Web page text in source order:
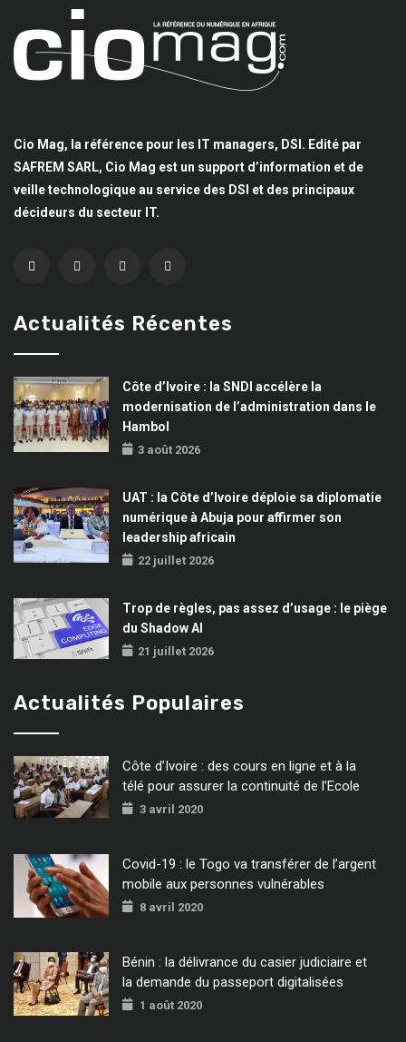
Cio Mag, la référence pour les IT managers, DSI. Edité par
SAFREM SARL, Cio Mag est un support d’information et de
veille technologique au service des DSI et des principaux
décideurs du secteur IT.
Actualités Récentes
Côte d’Ivoire : la SNDI accélère la
modernisation de l’administration dans le
Hambol
3 août 2026
UAT : la Côte d’Ivoire déploie sa diplomatie
numérique à Abuja pour affirmer son
leadership africain
22 juillet 2026
Trop de règles, pas assez d’usage : le piège
du Shadow AI
21 juillet 2026
Actualités Populaires
Côte d’Ivoire : des cours en ligne et à la
télé pour assurer la continuité de l’Ecole
3 avril 2020
Covid-19 : le Togo va transférer de l’argent
mobile aux personnes vulnérables
8 avril 2020
Bénin : la délivrance du casier judiciaire et
la demande du passeport digitalisées
1 août 2020